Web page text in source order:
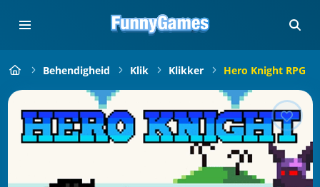
Behendigheid Klik Klikker Hero Knight RPG